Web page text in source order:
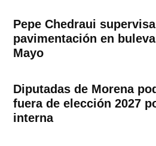
Pepe Chedraui
pavimentación en
Mayo
Diputadas de Morena
fuera de elección 2027
interna